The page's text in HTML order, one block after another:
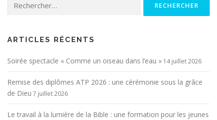
ARTICLES RÉCENTS
Soirée spectacle « Comme un oiseau dans l’eau » 14 juillet 2026
Remise des diplômes ATP 2026 : une cérémonie sous la grâce
de Dieu 7 juillet 2026
Le travail à la lumière de la Bible : une formation pour les jeunes